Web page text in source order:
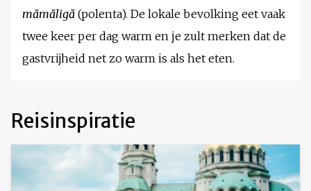
mămăligă (polenta). De lokale bevolking eet vaak
twee keer per dag warm en je zult merken dat de
gastvrijheid net zo warm is als het eten.
Reisinspiratie